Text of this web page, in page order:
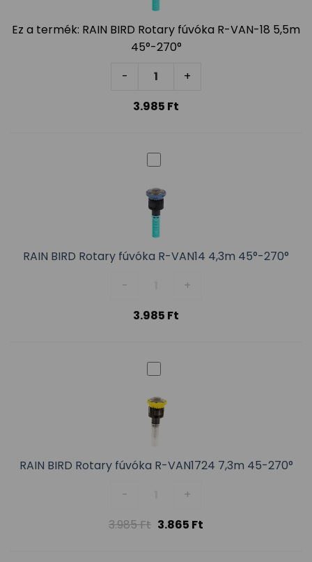
Ez a termék: RAIN BIRD Rotary fúvóka R-VAN-18 5,5m
45°-270°
-
RAIN BIRD Rotary fúvóka R-
+
3.985 Ft
RAIN BIRD Rotary fúvóka R-VAN14 4,3m 45°-270°
-
+
3.985 Ft
RAIN BIRD Rotary fúvóka R-VAN1724 7,3m 45-270°
-
+
3.985Ft 3.865 Ft